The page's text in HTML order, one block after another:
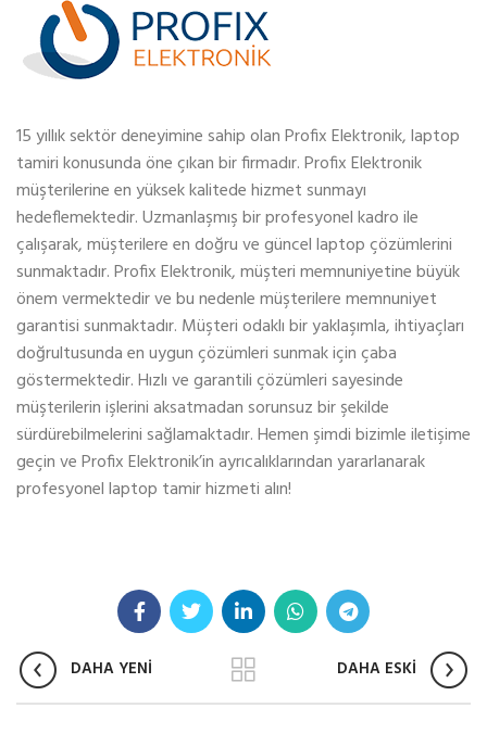
15 yıllık sektör deneyimine sahip olan Profix Elektronik, laptop
tamiri konusunda öne çıkan bir firmadır. Profix Elektronik
müşterilerine en yüksek kalitede hizmet sunmayı
hedeflemektedir. Uzmanlaşmış bir profesyonel kadro ile
çalışarak, müşterilere en doğru ve güncel laptop çözümlerini
sunmaktadır. Profix Elektronik, müşteri memnuniyetine büyük
önem vermektedir ve bu nedenle müşterilere memnuniyet
garantisi sunmaktadır. Müşteri odaklı bir yaklaşımla, ihtiyaçları
doğrultusunda en uygun çözümleri sunmak için çaba
göstermektedir. Hızlı ve garantili çözümleri sayesinde
müşterilerin işlerini aksatmadan sorunsuz bir şekilde
sürdürebilmelerini sağlamaktadır. Hemen şimdi bizimle iletişime
geçin ve Profix Elektronik’in ayrıcalıklarından yararlanarak
profesyonel laptop tamir hizmeti alın!
DAHA YENİ DAHA ESKİ